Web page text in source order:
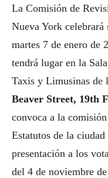
La Comisión de
Nueva York
martes 7 de enero de
tendrá lugar en la
Taxis y Limusinas de
Beaver Street, 19th
convoca a la
Estatutos de la
presentación a los
del 4 de noviembre